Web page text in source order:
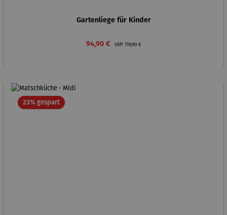
Gartenliege für Kinder
Verkaufspreis:
94,90 € UVP Regulärer Preis:
119,90 €
23% gespartRabatt